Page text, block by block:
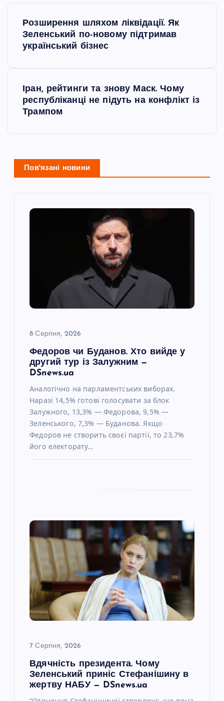
ц
Розширення шляхом ліквідації. Як
Зеленський по-новому підтримав
український бізнес
Іран, рейтинги та знову Маск. Чому
республіканці не підуть на конфлікт із
Трампом
Пов'язані новини
8 Серпня, 2026
Федоров чи Буданов. Хто вийде у
другий тур із Залужним —
DSnews.ua
Аналогічно на парламентських виборах.
Наразі 14,5% готові голосувати за блок
Залужного, 13,3% — Федорова, 9,5% —
Зеленського, 7,3% — Буданова. Якщо
Федоров не створить своєї партії, то 23,7%
його електорату…
7 Серпня, 2026
Вдячність президента. Чому
Зеленський приніс Стефанішину в
жертву НАБУ — DSnews.ua